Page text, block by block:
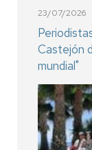
23/07/2026
Castejón
mundial"